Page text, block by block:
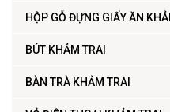
HỘP GỖ ĐỰNG GIẤY ĂN
BÚT KHẢM TRAI
BÀN TRÀ KHẢM TRAI